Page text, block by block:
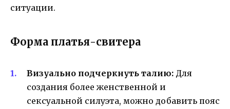
ситуации.
Форма платья-свитера
Визуально подчеркнуть талию: Для
создания более женственной и
сексуальной силуэта, можно добавить пояс